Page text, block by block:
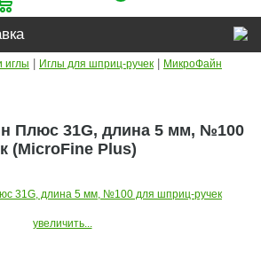
иглы Иглы для шприц-ручек
МикроФайн
Плюс 31G, длина 5 мм, №100
(MicroFine Plus)
увеличить...